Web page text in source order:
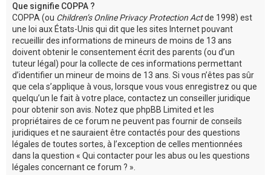
Que signifie COPPA ?
COPPA (ou Children’s Online Privacy Protection Actde 1998) est
une loi aux États-Unis qui dit que les sites Internet pouvant
recueillir des informations de mineurs de moins de 13 ans
doivent obtenir le consentement écrit des parents (ou d’un
tuteur légal) pour la collecte de ces informations permettant
d’identifier un mineur de moins de 13 ans. Si vous n’êtes pas sûr
que cela s’applique à vous, lorsque vous vous enregistrez ou que
quelqu’un le fait à votre place, contactez un conseiller juridique
pour obtenir son avis. Notez que phpBB Limited et les
propriétaires de ce forum ne peuvent pas fournir de conseils
juridiques et ne sauraient être contactés pour des questions
légales de toutes sortes, à l’exception de celles mentionnées
dans la question « Qui contacter pour les abus ou les questions
légales concernant ce forum ? ».